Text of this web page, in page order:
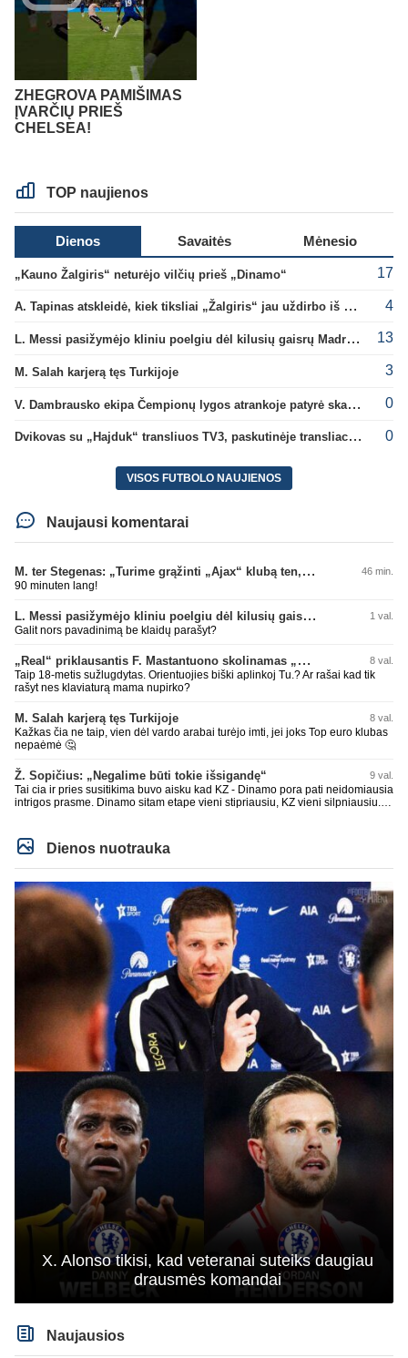
ZHEGROVA PAMIŠIMAS
ĮVARČIŲ PRIEŠ
CHELSEA!
TOP naujienos
Dienos Savaitės Mėnesio
„Kauno Žalgiris“ neturėjo vilčių prieš „Dinamo“ 17
A. Tapinas atskleidė, kiek tiksliai „Žalgiris“ jau uždirbo iš UEFA premijų 4
L. Messi pasižymėjo kliniu poelgiu dėl kilusių gaisrų Madride 13
M. Salah karjerą tęs Turkijoje 3
V. Dambrausko ekipa Čempionų lygos atrankoje patyrė skaudžią nesėkmę 0
Dvikovas su „Hajduk“ transliuos TV3, paskutinėje transliacijoje – nauji rekordai 0
VISOS FUTBOLO NAUJIENOS
Naujausi komentarai
M. ter Stegenas: „Turime grąžinti „Ajax“ klubą ten, kur jam priklauso“ 46 min.
90 minuten lang!
L. Messi pasižymėjo kliniu poelgiu dėl kilusių gaisrų Madride 1 val.
Galit nors pavadinimą be klaidų parašyt?
„Real“ priklausantis F. Mastantuono skolinamas „Fiorentina“ ekipai 8 val.
Taip 18-metis sužlugdytas. Orientuojies biški aplinkoj Tu.? Ar rašai kad tik
rašyt nes klaviaturą mama nupirko?
M. Salah karjerą tęs Turkijoje 8 val.
Kažkas čia ne taip, vien dėl vardo arabai turėjo imti, jei joks Top euro klubas
nepaėmė 🤔
Ž. Sopičius: „Negalime būti tokie išsigandę“ 9 val.
Tai cia ir pries susitikima buvo aisku kad KZ - Dinamo pora pati neidomiausia
intrigos prasme. Dinamo sitam etape vieni stipriausiu, KZ vieni silpniausiu.
Dienos nuotrauka
X. Alonso tikisi, kad veteranai suteiks daugiau
drausmės komandai
Naujausios